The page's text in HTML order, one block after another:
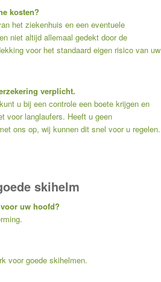
kosten?
het ziekenhuis en een eventuele
niet altijd allemaal gedekt door de
voor het standaard eigen risico van uw
verplicht.
u bij een controle een boete krijgen en
voor langlaufers. Heeft u geen
ons op, wij kunnen dit snel voor u regelen.
skihelm
uw hoofd?
voor goede skihelmen.